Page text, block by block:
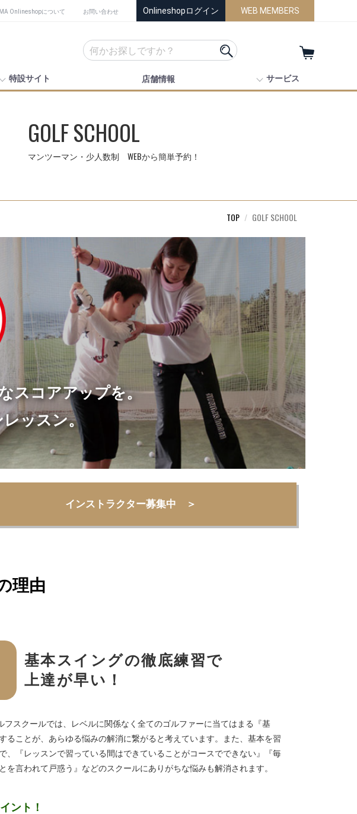
Onlineshopについて お問い合わせ Onlineshopログイン WEB MEMBERS
特設サイト 店舗情報 サービス
GOLF SCHOOL
マンツーマン・少人数制 WEBから簡単予約！
TOP GOLF SCHOOL
スコアアップを。
ッスン。
インストラクター募集中 ＞
理由
基本スイングの徹底練習で
上達が早い！
フスクールでは、レベルに関係なく全てのゴルファーに当てはまる『基
ることが、あらゆる悩みの解消に繋がると考えています。また、基本を習
、『レッスンで習っている間はできていることがコースでできない』『毎
を言われて戸惑う』などのスクールにありがちな悩みも解消されます。
ント！